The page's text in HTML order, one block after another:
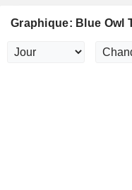
Graphique: Blue Owl